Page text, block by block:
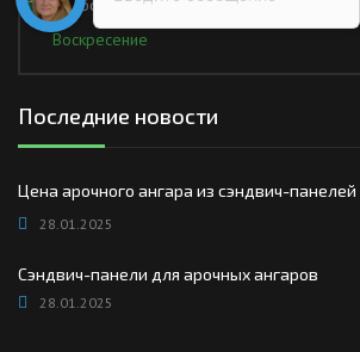
Суббота
Воскресение
Последние новости
Цена арочного ангара из сэндвич-панелей
28.01.2025
Сэндвич-панели для арочных ангаров
28.01.2025